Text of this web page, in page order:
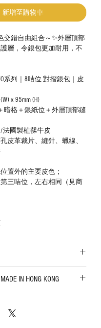
新增至購物車
交錯自由組合～✨外層頂部
層，令銀包更加耐用，不
系列｜8咭位 對摺銀包｜皮
x 95mm (H)
暗格＋銀紙位＋外層頂部縫
法國製植鞣牛皮
皮革裁片、縫針、蠟線、
置外的主要皮色；
三咭位，左右相同（見商
易受環境、使用程度等產生
IN HONG KONG